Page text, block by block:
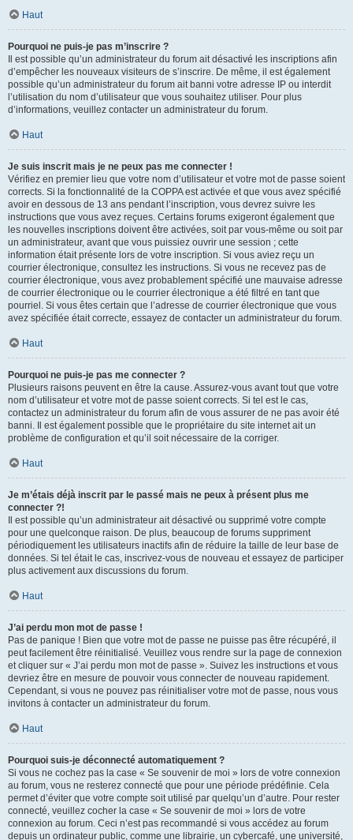
Haut
Pourquoi ne puis-je pas m’inscrire ?
Il est possible qu’un administrateur du forum ait désactivé les inscriptions afin
d’empêcher les nouveaux visiteurs de s’inscrire. De même, il est également
possible qu’un administrateur du forum ait banni votre adresse IP ou interdit
l’utilisation du nom d’utilisateur que vous souhaitez utiliser. Pour plus
d’informations, veuillez contacter un administrateur du forum.
Haut
Je suis inscrit mais je ne peux pas me connecter !
Vérifiez en premier lieu que votre nom d’utilisateur et votre mot de passe soient
corrects. Si la fonctionnalité de la COPPA est activée et que vous avez spécifié
avoir en dessous de 13 ans pendant l’inscription, vous devrez suivre les
instructions que vous avez reçues. Certains forums exigeront également que
les nouvelles inscriptions doivent être activées, soit par vous-même ou soit par
un administrateur, avant que vous puissiez ouvrir une session ; cette
information était présente lors de votre inscription. Si vous aviez reçu un
courrier électronique, consultez les instructions. Si vous ne recevez pas de
courrier électronique, vous avez probablement spécifié une mauvaise adresse
de courrier électronique ou le courrier électronique a été filtré en tant que
pourriel. Si vous êtes certain que l’adresse de courrier électronique que vous
avez spécifiée était correcte, essayez de contacter un administrateur du forum.
Haut
Pourquoi ne puis-je pas me connecter ?
Plusieurs raisons peuvent en être la cause. Assurez-vous avant tout que votre
nom d’utilisateur et votre mot de passe soient corrects. Si tel est le cas,
contactez un administrateur du forum afin de vous assurer de ne pas avoir été
banni. Il est également possible que le propriétaire du site internet ait un
problème de configuration et qu’il soit nécessaire de la corriger.
Haut
Je m’étais déjà inscrit par le passé mais ne peux à présent plus me
connecter ?!
Il est possible qu’un administrateur ait désactivé ou supprimé votre compte
pour une quelconque raison. De plus, beaucoup de forums suppriment
périodiquement les utilisateurs inactifs afin de réduire la taille de leur base de
données. Si tel était le cas, inscrivez-vous de nouveau et essayez de participer
plus activement aux discussions du forum.
Haut
J’ai perdu mon mot de passe !
Pas de panique ! Bien que votre mot de passe ne puisse pas être récupéré, il
peut facilement être réinitialisé. Veuillez vous rendre sur la page de connexion
et cliquer sur « J’ai perdu mon mot de passe ». Suivez les instructions et vous
devriez être en mesure de pouvoir vous connecter de nouveau rapidement.
Cependant, si vous ne pouvez pas réinitialiser votre mot de passe, nous vous
invitons à contacter un administrateur du forum.
Haut
Pourquoi suis-je déconnecté automatiquement ?
Si vous ne cochez pas la case « Se souvenir de moi » lors de votre connexion
au forum, vous ne resterez connecté que pour une période prédéfinie. Cela
permet d’éviter que votre compte soit utilisé par quelqu’un d’autre. Pour rester
connecté, veuillez cocher la case « Se souvenir de moi » lors de votre
connexion au forum. Ceci n’est pas recommandé si vous accédez au forum
depuis un ordinateur public, comme une librairie, un cybercafé, une université,